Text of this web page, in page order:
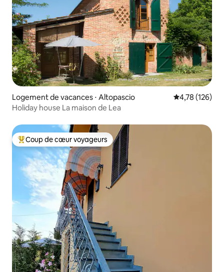
Logement de vacances ⋅ Altopascio Évaluation
4,78 (126)
Holiday house La maison de Lea
Coups de cœur voyageurs les plus appréciés
Coup de cœur voyageurs